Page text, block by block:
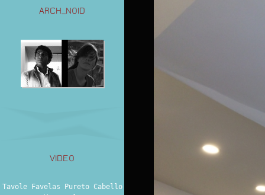
ARCH_NOID
VIDEO
Tavole Favelas Pureto Cabello